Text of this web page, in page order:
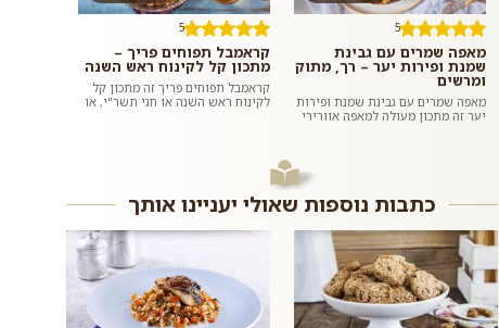
5
מאפה שמרים עם גבינת
שמנת ופירות יער – רך, מתוק
ומרשים
מאפה שמרים עם גבינת שמנת ופירות
יער זה מתכון מעולה למאפה אוורירי
5
קראמבל תפוחים פריך –
מתכון קל לקינוח ראש השנה
קראמבל תפוחים פריך זה מתכון קל
לקינוח ראש השנה או חגי תשר"י, או
כתבות נוספות שאולי יעניינו אותך